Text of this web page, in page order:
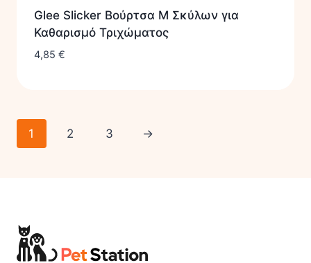
Glee Slicker Βούρτσα M Σκύλων για
Καθαρισμό Τριχώματος
4,85 €
1 2 3 →